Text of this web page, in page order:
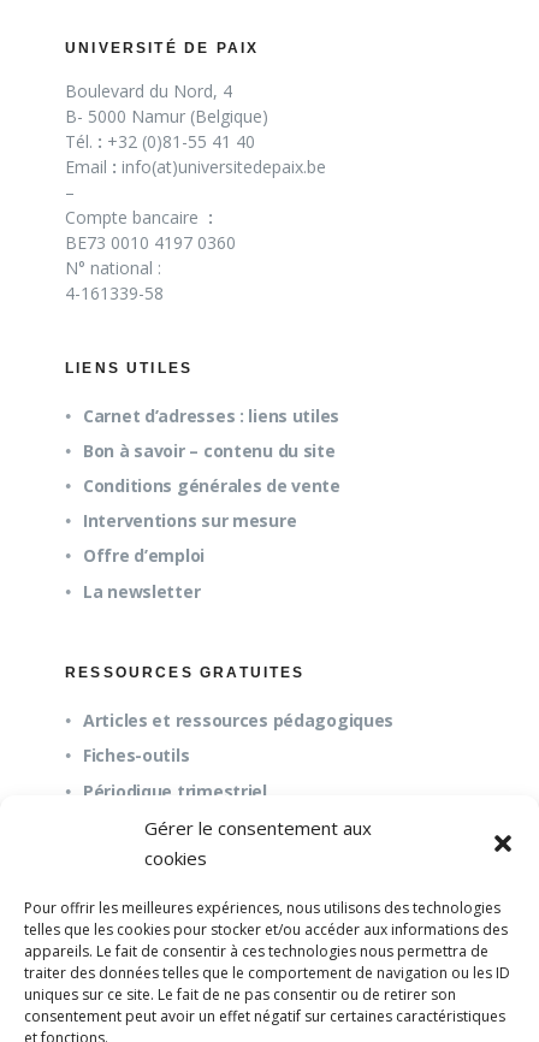
Gérer le consentement aux
cookies
Pour offrir les meilleures expériences, nous utilisons des technologies
telles que les cookies pour stocker et/ou accéder aux informations des
appareils. Le fait de consentir à ces technologies nous permettra de
traiter des données telles que le comportement de navigation ou les ID
uniques sur ce site. Le fait de ne pas consentir ou de retirer son
consentement peut avoir un effet négatif sur certaines caractéristiques
et fonctions.
UNIVERSITÉ DE PAIX
Boulevard du Nord, 4
B- 5000 Namur (Belgique)
Tél. : +32 (0)81-55 41 40
Email : info(at)universitedepaix.be
–
Compte bancaire :
BE73 0010 4197 0360
N° national :
4-161339-58
LIENS UTILES
Carnet d’adresses : liens utiles
Bon à savoir – contenu du site
Conditions générales de vente
Interventions sur mesure
Offre d’emploi
La newsletter
RESSOURCES GRATUITES
Articles et ressources pédagogiques
Fiches-outils
Périodique trimestriel
À propos
Questions fréquentes (FAQ)
Mission et pédagogie